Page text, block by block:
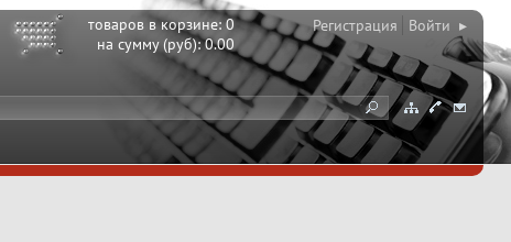
товаров в корзине:0
на сумму (руб):0.00
Регистрация Войти ▸